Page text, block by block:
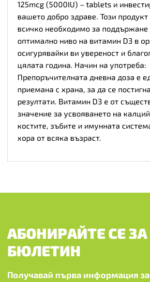
125mcg (5000IU) – tablets и
вашето добро здраве. Този продукт
всичко необходимо за поддържане
оптимално ниво на витамин D3 в
осигурявайки ви увереност и
цялата година. Начин на употреба:
Препоръчителната дневна доза е
приемана с храна, за да се
резултати. Витамин D3 е от
значение за усвояването на
костите, зъбите и имунната
хора от всяка възраст.
АБОНИРАЙТЕ СЕ
БЮЛЕТИН
Получавай първа информация